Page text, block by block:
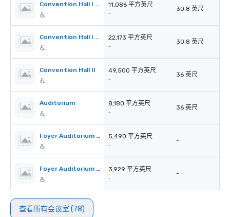
Convention Hall I Section C 11,086 平方英尺
-
30.8 英尺
Convention Hall I Section C+D 22,173 平方英尺
-
30.8 英尺
Convention Hall II 49,500 平方英尺
-
36 英尺
Auditorium 8,180 平方英尺
-
36 英尺
Foyer Auditorium 1st Floor 5,490 平方英尺
-
-
Foyer Auditorium 2nd Floor 3,929 平方英尺
-
-
查看所有会议室 (78)